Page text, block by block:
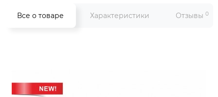
Все о товаре Характеристики Отзывы 0